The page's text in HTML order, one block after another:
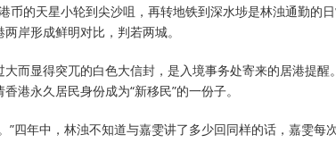
币的天星小轮到尖沙咀，再转地铁到深水埗是林浊通勤的
岸形成鲜明对比，判若两城。
而显得突兀的白色大信封，是入境事务处寄来的居港提醒
港永久居民身份成为“新移民”的一份子。
”四年中，林浊不知道与嘉雯讲了多少回同样的话，嘉雯每